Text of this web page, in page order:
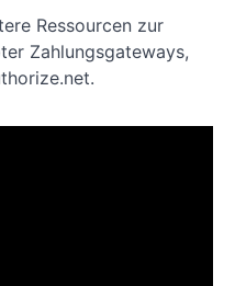
Ressourcen zur
Zahlungsgateways,